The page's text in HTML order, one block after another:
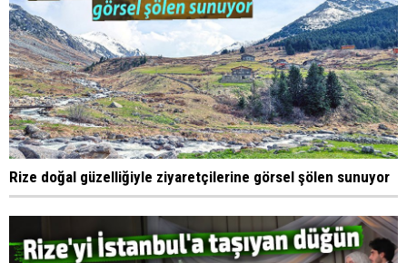
Rize doğal güzelliğiyle ziyaretçilerine görsel şölen sunuyor